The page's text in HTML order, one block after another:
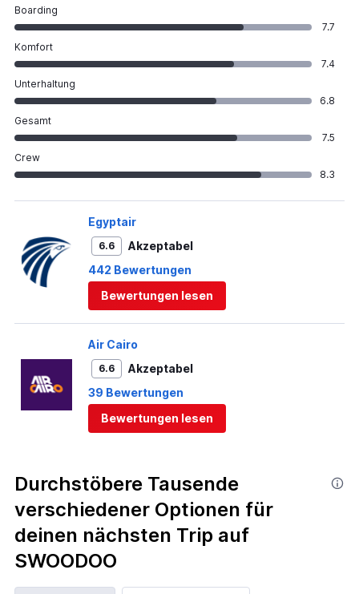
Boarding
7.7
Komfort
7.4
Unterhaltung
6.8
Gesamt
7.5
Crew
8.3
Egyptair
6.6
Akzeptabel
442 Bewertungen
Bewertungen lesen
Air Cairo
6.6
Akzeptabel
39 Bewertungen
Bewertungen lesen
Durchstöbere Tausende
verschiedener Optionen für
deinen nächsten Trip auf
SWOODOO